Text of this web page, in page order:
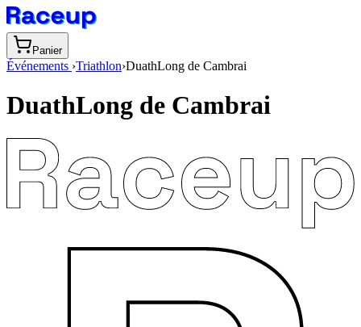
Panier
Événements ›Triathlon›DuathLong de Cambrai
DuathLong de Cambrai